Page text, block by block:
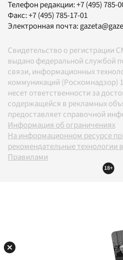
Телефон редакции:+7 (495) 785-
Факс:+7 (495) 785-17-01
Электронная почта:
Свидетельство о регистрации
выдано федеральной службой
связи, информационных
коммуникаций (Роскомнадзор)
несет ответственности за
содержащейся в рекламных
предоставляет справочной
Информация об ограничениях
На информационном ресурсе
рекомендательные технологии
Правилами
18+